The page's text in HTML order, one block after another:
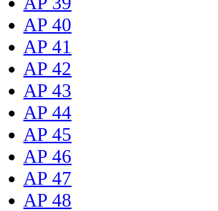
AP 40
AP 41
AP 42
AP 43
AP 44
AP 45
AP 46
AP 47
AP 48